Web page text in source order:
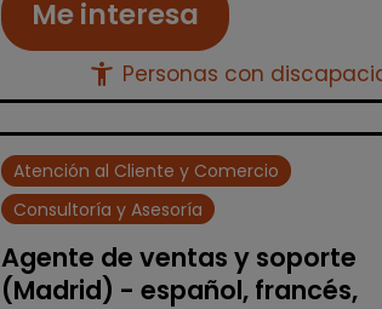
Me interesa
accessibility_new Personas con
Atención al Cliente y Comercio
Consultoría y Asesoría
Agente de ventas y soporte
(Madrid) - español, francés,